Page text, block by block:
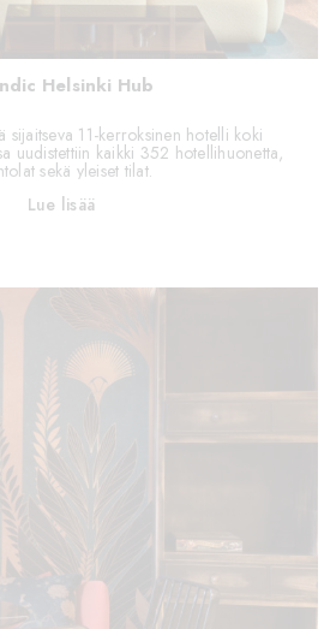
Helsinki Hub
sijaitseva 11-kerroksinen hotelli koki
uudistettiin kaikki 352 hotellihuonetta,
sekä yleiset tilat.
Lue lisää